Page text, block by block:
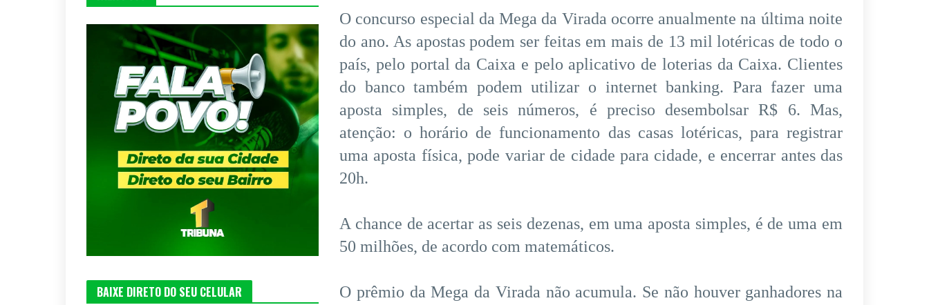
O concurso especial da Mega da Virada ocorre anualmente na última noite
do ano. As apostas podem ser feitas em mais de 13 mil lotéricas de todo o
país, pelo portal da Caixa e pelo aplicativo de loterias da Caixa. Clientes
do banco também podem utilizar o internet banking. Para fazer uma
aposta simples, de seis números, é preciso desembolsar R$ 6. Mas,
atenção: o horário de funcionamento das casas lotéricas, para registrar
uma aposta física, pode variar de cidade para cidade, e encerrar antes das
20h.
A chance de acertar as seis dezenas, em uma aposta simples, é de uma em
50 milhões, de acordo com matemáticos.
O prêmio da Mega da Virada não acumula. Se não houver ganhadores na
BAIXE DIRETO DO SEU CELULAR